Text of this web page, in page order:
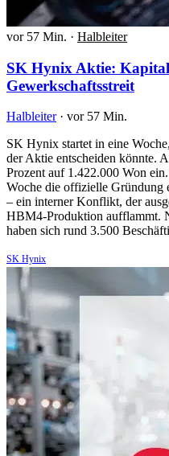
vor 57 Min. · Halbleiter
SK Hynix Aktie:
Gewerkschaftsstreit
Halbleiter · vor 57 Min.
SK Hynix startet in eine
der Aktie entscheiden könnte.
Prozent auf 1.422.000 Won
Woche die offizielle Gründung
– ein interner Konflikt, der
HBM4-Produktion aufflammt.
haben sich rund 3.500
SK Hynix